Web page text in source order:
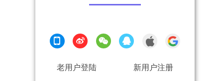
老用户登陆 新用户注册